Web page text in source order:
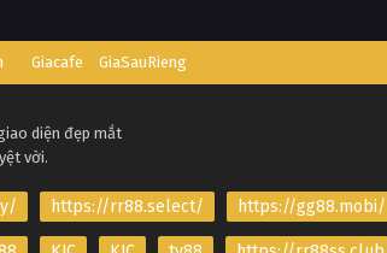
Giacafe GiaSauRieng
diện đẹp mắt
vời.
https://rr88.select/ https://gg88.mobi/